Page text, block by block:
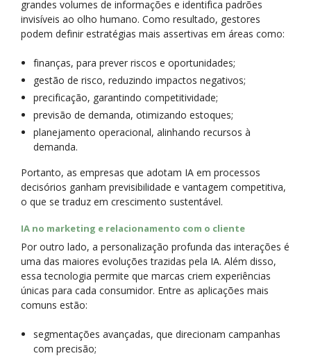
grandes volumes de informações e identifica padrões
invisíveis ao olho humano. Como resultado, gestores
podem definir estratégias mais assertivas em áreas como:
finanças, para prever riscos e oportunidades;
gestão de risco, reduzindo impactos negativos;
precificação, garantindo competitividade;
previsão de demanda, otimizando estoques;
planejamento operacional, alinhando recursos à
demanda.
Portanto, as empresas que adotam IA em processos
decisórios ganham previsibilidade e vantagem competitiva,
o que se traduz em crescimento sustentável.
IA no marketing e relacionamento com o cliente
Por outro lado, a personalização profunda das interações é
uma das maiores evoluções trazidas pela IA. Além disso,
essa tecnologia permite que marcas criem experiências
únicas para cada consumidor. Entre as aplicações mais
comuns estão:
segmentações avançadas, que direcionam campanhas
com precisão;